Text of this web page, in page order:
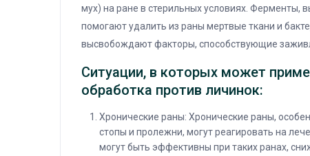
мух) на ране в стерильных условиях. Ферменты,
помогают удалить из раны мертвые ткани и
высвобождают факторы, способствующие
Ситуации, в которых может
обработка против личинок:
Хронические раны: Хронические раны,
стопы и пролежни, могут реагировать на
могут быть эффективны при таких ранах,